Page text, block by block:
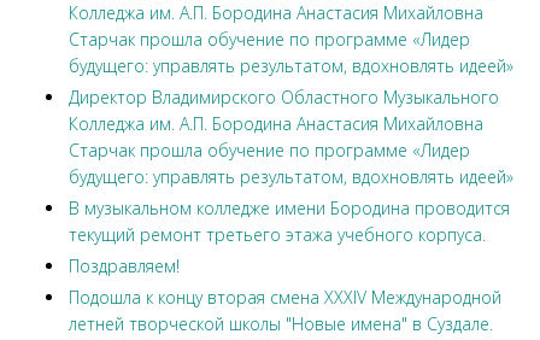
Колледжа им. А.П. Бородина Анастасия Михайловна
Старчак прошла обучение по программе «Лидер
будущего: управлять результатом, вдохновлять идеей»
Директор Владимирского Областного Музыкального
Колледжа им. А.П. Бородина Анастасия Михайловна
Старчак прошла обучение по программе «Лидер
будущего: управлять результатом, вдохновлять идеей»
В музыкальном колледже имени Бородина проводится
текущий ремонт третьего этажа учебного корпуса.
Поздравляем!
Подошла к концу вторая смена XXXIV Международной
летней творческой школы "Новые имена" в Суздале.